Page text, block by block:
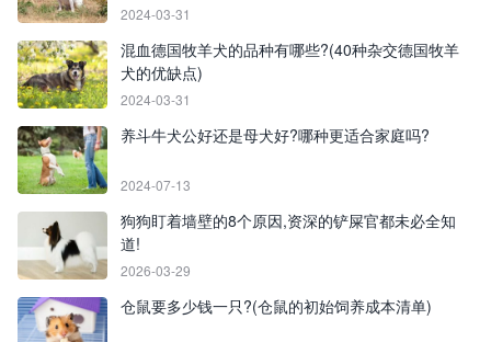
2024-03-31
混血德国牧羊犬的品种有哪些?(40种杂交德国牧羊
犬的优缺点)
2024-03-31
养斗牛犬公好还是母犬好?哪种更适合家庭吗?
2024-07-13
狗狗盯着墙壁的8个原因,资深的铲屎官都未必全知
道!
2026-03-29
仓鼠要多少钱一只?(仓鼠的初始饲养成本清单)